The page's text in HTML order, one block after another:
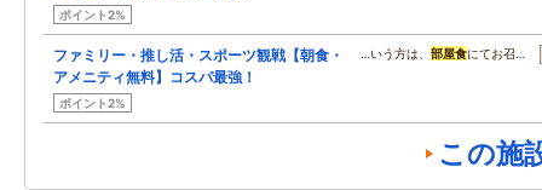
ポイント2%
ファミリー・推し活・スポーツ観戦【朝食・
アメニティ無料】コスパ最強！
ポイント2%
…いう方は、 部屋食にてお召…
この施